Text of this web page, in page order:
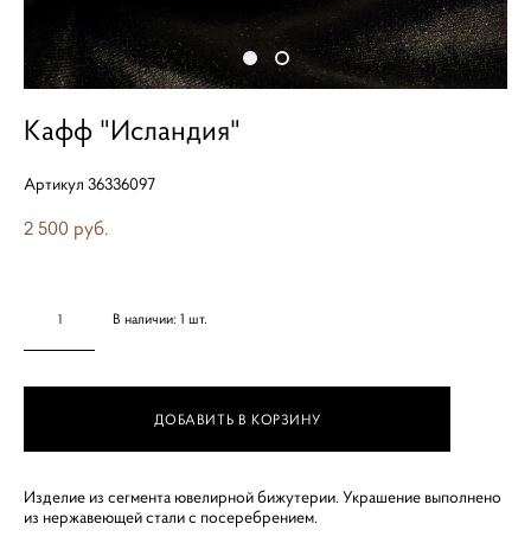
Кафф "Исландия"
Артикул 36336097
2 500 pуб.
В наличии: 1 шт.
ДОБАВИТЬ В КОРЗИНУ
Изделие из сегмента ювелирной бижутерии. Украшение выполнено
из нержавеющей стали с посеребрением.